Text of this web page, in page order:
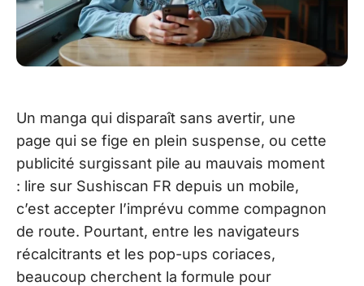
Un manga qui disparaît sans avertir, une
page qui se fige en plein suspense, ou cette
publicité surgissant pile au mauvais moment
: lire sur Sushiscan FR depuis un mobile,
c’est accepter l’imprévu comme compagnon
de route. Pourtant, entre les navigateurs
récalcitrants et les pop-ups coriaces,
beaucoup cherchent la formule pour